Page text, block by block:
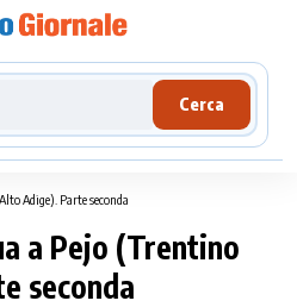
Cerca
Adige). Parte seconda
a Pejo (Trentino
seconda